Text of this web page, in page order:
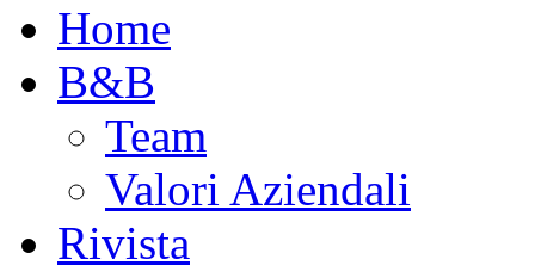
Home
B&B
Team
Valori Aziendali
Rivista